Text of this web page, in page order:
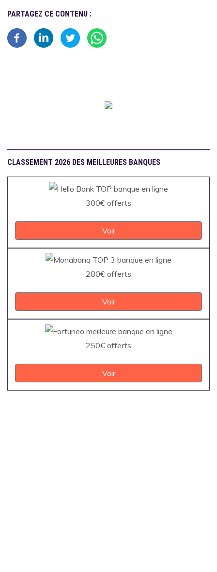
PARTAGEZ CE CONTENU :
CLASSEMENT 2026 DES MEILLEURES BANQUES
300€ offerts
Voir
280€ offerts
Voir
250€ offerts
Voir